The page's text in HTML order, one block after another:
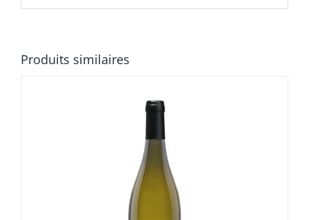
Produits similaires